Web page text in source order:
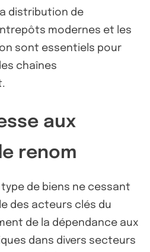
distribution de
modernes et les
sont essentiels pour
chaînes
aux
renom
de biens ne cessant
des acteurs clés du
de la dépendance aux
dans divers secteurs